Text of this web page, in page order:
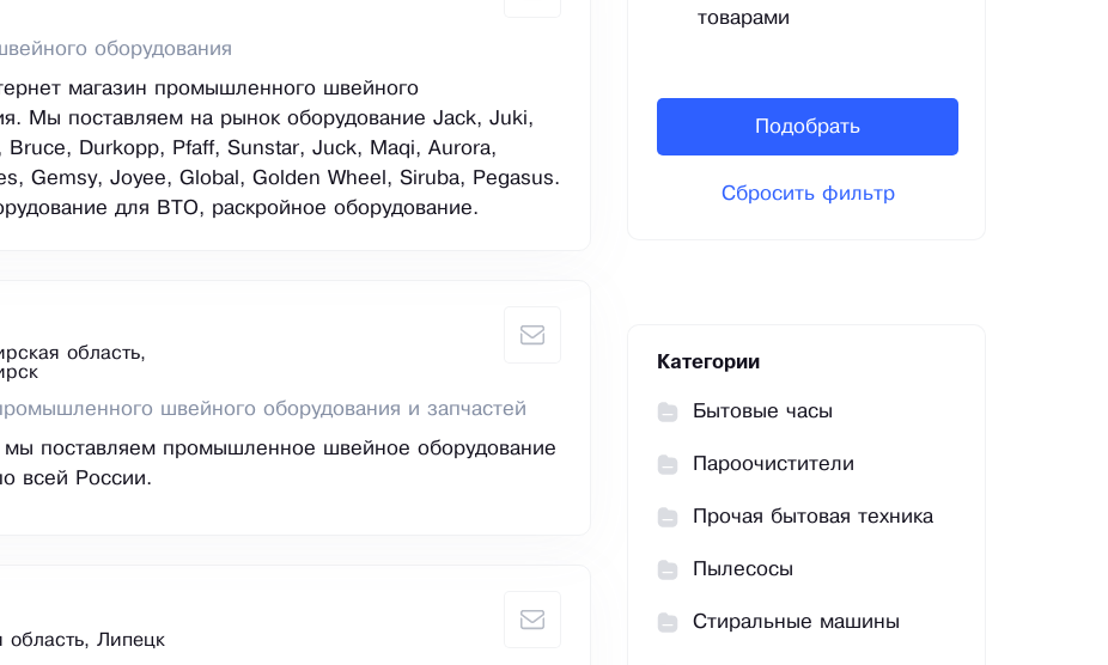
оборудования
магазин промышленного швейного
Мы поставляем на рынок оборудование Jack, Juki,
Bruce, Durkopp, Pfaff, Sunstar, Juck, Maqi, Aurora,
Gemsy, Joyee, Global, Golden Wheel, Siruba, Pegasus.
для ВТО, раскройное оборудование.
область,
швейного оборудования и запчастей
мы поставляем промышленное швейное оборудование
всей России.
область, Липецк
товарами
Подобрать
Сбросить фильтр
Категории
Бытовые часы
Пароочистители
Прочая бытовая техника
Пылесосы
Стиральные машины